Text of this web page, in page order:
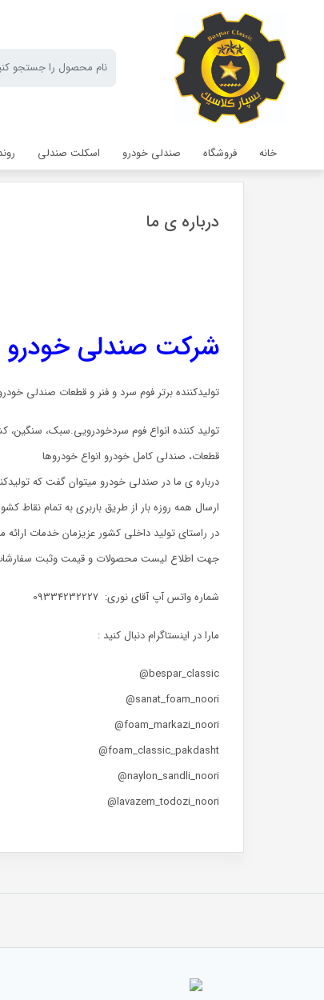
خانه فروشگاه صندلی خودرو اسکلت صندلی
درباره ی ما
شرکت صندلی خودرو
تولیدکننده برتر فوم سرد و فنر و قطعات صندلی
تولید کننده انواع فوم سردخودرویی.سبک،
قطعات، صندلی کامل خودرو انواع خودروها
درباره ی مادر صندلی خودرو میتوان گفت که
ارسال همه روزه بار از طریق باربری به تمام نقاط
در راستای تولید داخلی کشور عزیزمان خدمات ارائه
جهت اطلاع لیست محصولات و قیمت وثبت سفارشات
شماره واتس آپ آقای نوری:09334232227
مارا در اینستاگرام دنبال کنید :
bespar_classic@
sanat_foam_noori@
foam_markazi_noori@
foam_classic_pakdasht@
naylon_sandli_noori@
lavazem_todozi_noori@